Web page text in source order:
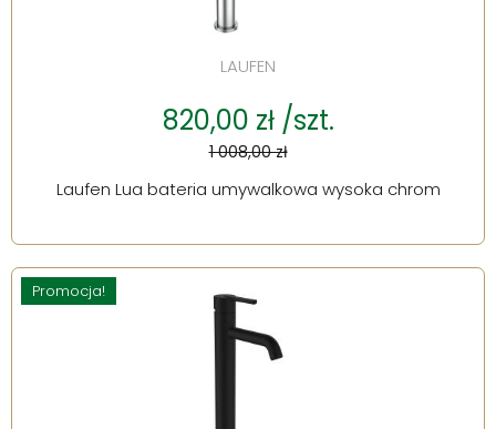
LAUFEN
820,00 zł /szt.
1 008,00 zł
Laufen Lua bateria umywalkowa wysoka chrom
Promocja!